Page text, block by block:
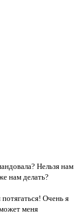
Нельзя нам
нам делать?
Очень я
меня